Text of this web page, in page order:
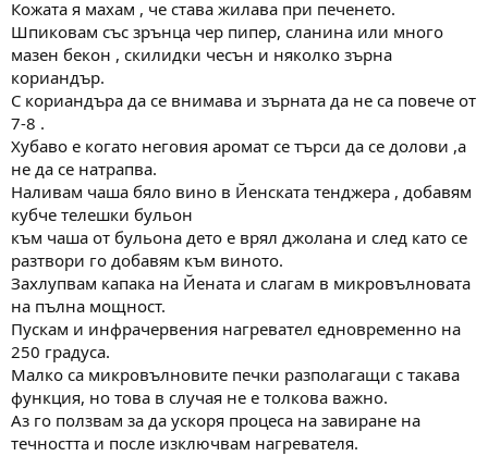
Кожата я махам , че става жилава при печенето.
Шпиковам със зрънца чер пипер, сланина или много
мазен бекон , скилидки чесън и няколко зърна
кориандър.
С кориандъра да се внимава и зърната да не са повече от
7-8 .
Хубаво е когато неговия аромат се търси да се долови ,а
не да се натрапва.
Наливам чаша бяло вино в Йенската тенджера , добавям
кубче телешки бульон
към чаша от бульона дето е врял джолана и след като се
разтвори го добавям към виното.
Захлупвам капака на Йената и слагам в микровълновата
на пълна мощност.
Пускам и инфрачервения нагревател едновременно на
250 градуса.
Малко са микровълновите печки разполагащи с такава
функция, но това в случая не е толкова важно.
Аз го ползвам за да ускоря процеса на завиране на
течността и после изключвам нагревателя.